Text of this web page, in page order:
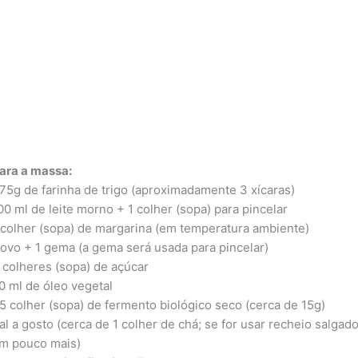
a massa:
de farinha de trigo (aproximadamente 3 xícaras)
ml de leite morno + 1 colher (sopa) para pincelar
(sopa) de margarina (em temperatura ambiente)
+ 1 gema (a gema será usada para pincelar)
colheres (sopa) de açúcar
ml de óleo vegetal
colher (sopa) de fermento biológico seco (cerca de 15g)
a gosto (cerca de 1 colher de chá; se for usar recheio
pouco mais)